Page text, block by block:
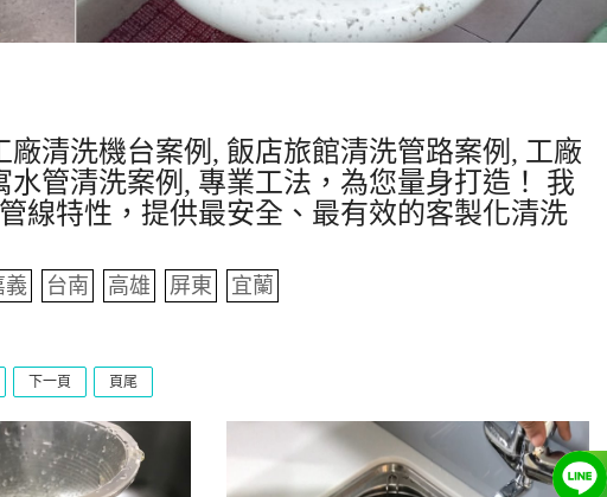
清洗機台案例, 飯店旅館清洗管路案例, 工廠
管清洗案例, 專業工法，為您量身打造！ 我
線特性，提供最安全、最有效的客製化清洗
義 台南 高雄 屏東
宜蘭
下一頁 頁尾